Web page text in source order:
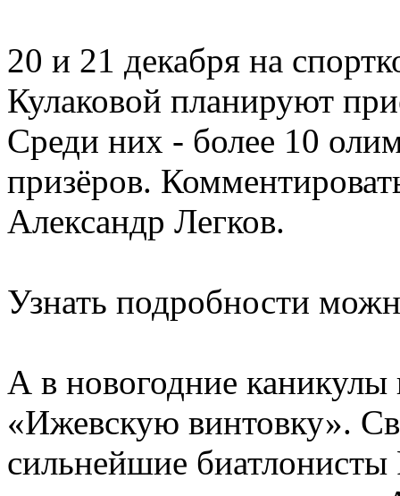
20 и 21 декабря на
Кулаковой планируют
Среди них - более 10
призёров.
Александр Легков.
Узнать подробности
А в новогодние
«Ижевскую винтовку».
сильнейшие